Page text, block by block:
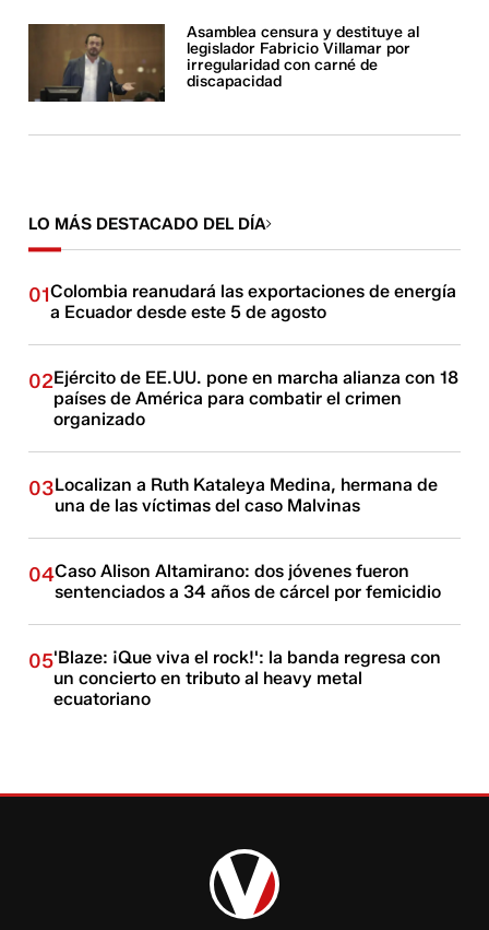
Asamblea censura y destituye al
legislador Fabricio Villamar por
irregularidad con carné de
discapacidad
LO MÁS DESTACADO DEL DÍA
01Colombia reanudará las exportaciones de energía
a Ecuador desde este 5 de agosto
02Ejército de EE.UU. pone en marcha alianza con 18
países de América para combatir el crimen
organizado
03Localizan a Ruth Kataleya Medina, hermana de
una de las víctimas del caso Malvinas
04Caso Alison Altamirano: dos jóvenes fueron
sentenciados a 34 años de cárcel por femicidio
05'Blaze: ¡Que viva el rock!': la banda regresa con
un concierto en tributo al heavy metal
ecuatoriano